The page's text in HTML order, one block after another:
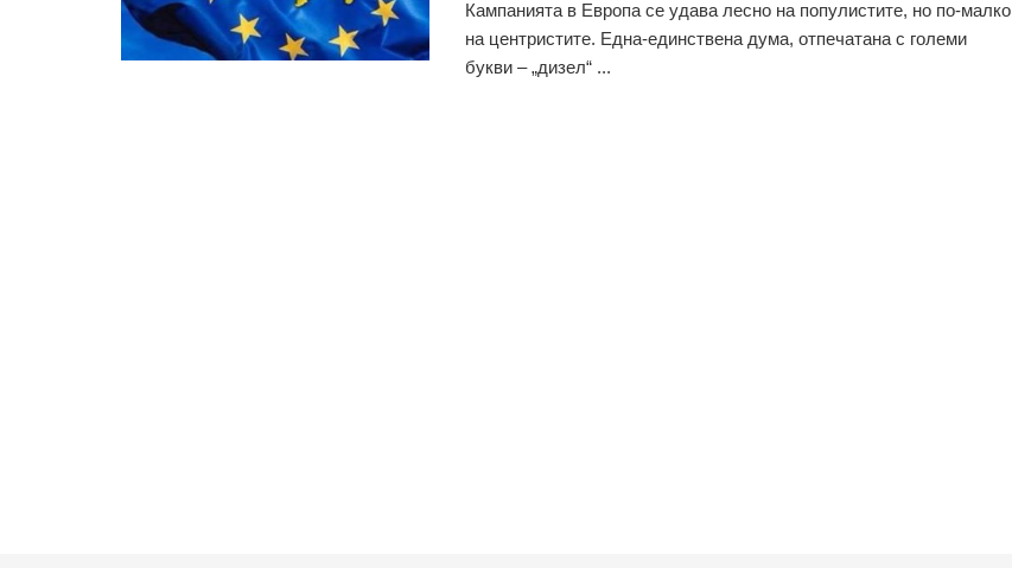
Кампанията в Европа се удава лесно на популистите, но по-малко
на центристите. Една-единствена дума, отпечатана с големи
букви – „дизел“ ...